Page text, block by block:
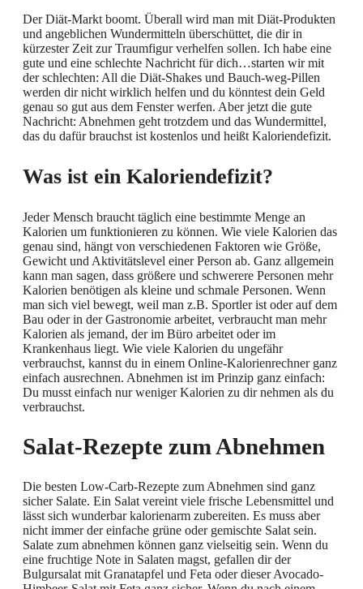
Der Diät-Markt boomt. Überall wird man mit Diät-Produkten
und angeblichen Wundermitteln überschüttet, die dir in
kürzester Zeit zur Traumfigur verhelfen sollen. Ich habe eine
gute und eine schlechte Nachricht für dich…starten wir mit
der schlechten: All die Diät-Shakes und Bauch-weg-Pillen
werden dir nicht wirklich helfen und du könntest dein Geld
genau so gut aus dem Fenster werfen. Aber jetzt die gute
Nachricht: Abnehmen geht trotzdem und das Wundermittel,
das du dafür brauchst ist kostenlos und heißt Kaloriendefizit.
Was ist ein Kaloriendefizit?
Jeder Mensch braucht täglich eine bestimmte Menge an
Kalorien um funktionieren zu können. Wie viele Kalorien das
genau sind, hängt von verschiedenen Faktoren wie Größe,
Gewicht und Aktivitätslevel einer Person ab. Ganz allgemein
kann man sagen, dass größere und schwerere Personen mehr
Kalorien benötigen als kleine und schmale Personen. Wenn
man sich viel bewegt, weil man z.B. Sportler ist oder auf dem
Bau oder in der Gastronomie arbeitet, verbraucht man mehr
Kalorien als jemand, der im Büro arbeitet oder im
Krankenhaus liegt. Wie viele Kalorien du ungefähr
verbrauchst, kannst du in einem Online-Kalorienrechner ganz
einfach ausrechnen. Abnehmen ist im Prinzip ganz einfach:
Du musst einfach nur weniger Kalorien zu dir nehmen als du
verbrauchst.
Salat-Rezepte zum Abnehmen
Die besten Low-Carb-Rezepte zum Abnehmen sind ganz
sicher Salate. Ein Salat vereint viele frische Lebensmittel und
lässt sich wunderbar kalorienarm zubereiten. Es muss aber
nicht immer der einfache grüne oder gemischte Salat sein.
Salate zum abnehmen können ganz vielseitig sein. Wenn du
eine fruchtige Note in Salaten magst, gefallen dir der
Bulgursalat mit Granatapfel und Feta oder dieser Avocado-